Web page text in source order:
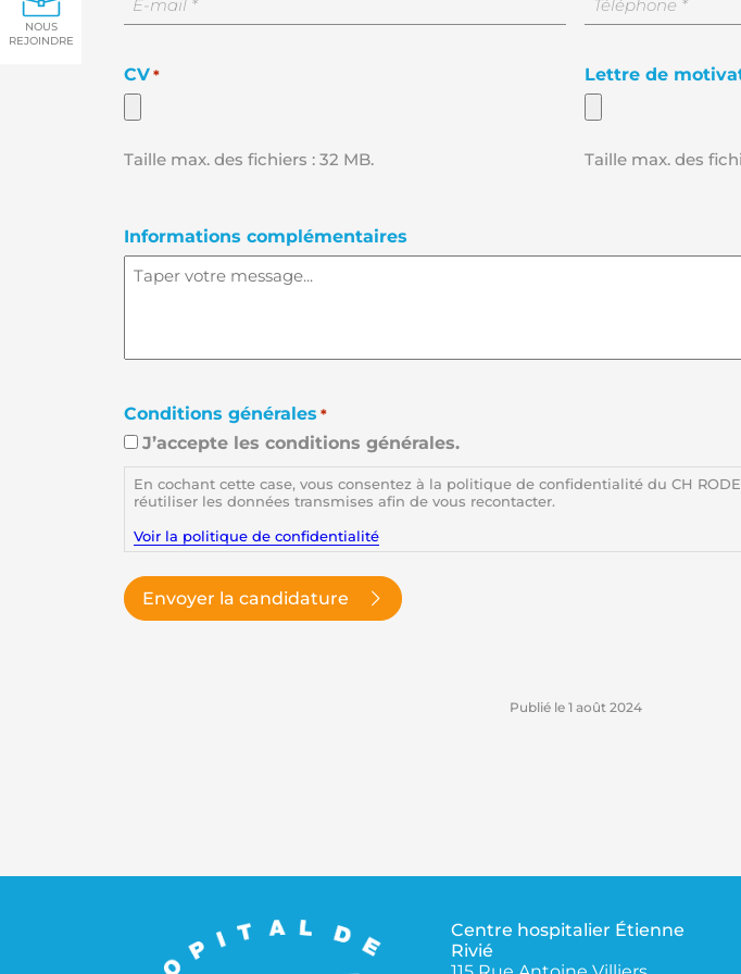
NOUS
REJOINDRE
adresse
*
téléphone
CV *
Taille max. des fichiers : 32 MB.
Lettre de
Taille max. des
Informations complémentaires
Conditions générales *
J’accepte les conditions générales.
En cochant cette case, vous consentez à la politique de confidentialité du CH
réutiliser les données transmises afin de vous recontacter.
Voir la politique de confidentialité
Envoyer la candidature
Publié le 1 août 2024
Centre hospitalier Étienne
Rivié